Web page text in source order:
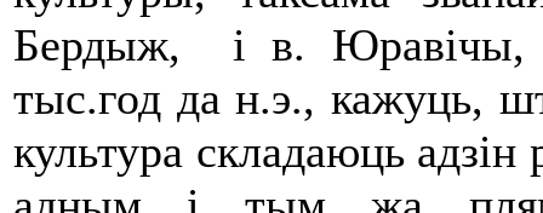
Бердыж, і в. Юравічы,
тыс.год да н.э., кажуць,
культура складаюць адзін